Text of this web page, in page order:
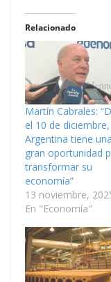
Relacionado
Martín Cabrales:
el 10 de
Argentina tiene una
gran oportunidad
transformar su
economía”
13 noviembre,
En "Economía"